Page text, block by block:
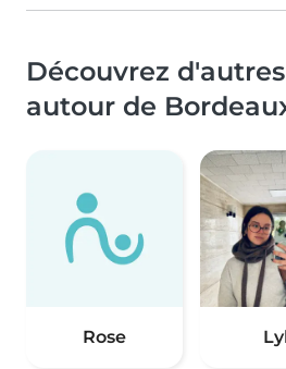
Découvrez
autour de
Rose